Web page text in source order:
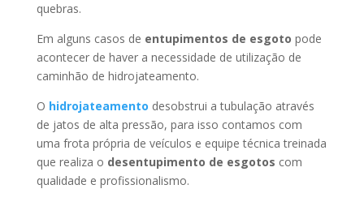
quebras.
Em alguns casos de entupimentos de esgoto pode
acontecer de haver a necessidade de utilização de
caminhão de hidrojateamento.
O hidrojateamento desobstrui a tubulação através
de jatos de alta pressão, para isso contamos com
uma frota própria de veículos e equipe técnica treinada
que realiza o desentupimento de esgotos com
qualidade e profissionalismo.